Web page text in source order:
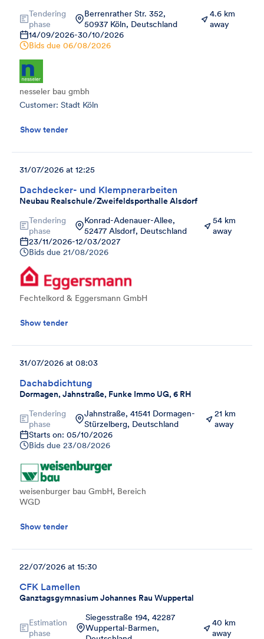
Tendering
phase
Berrenrather Str. 352,
50937 Köln, Deutschland
4.6 km
away
14/09/2026-30/10/2026
Bids due 06/08/2026
nesseler bau gmbh
Customer: Stadt Köln
Show tender
Dachdecker- und Klempnerarbeiten
Neubau Realschule/Zweifeldsporthalle Alsdorf
31/07/2026 at 12:25
Tendering
phase
Konrad-Adenauer-Allee,
52477 Alsdorf, Deutschland
54 km
away
23/11/2026-12/03/2027
Bids due 21/08/2026
Fechtelkord & Eggersmann GmbH
Show tender
Dachabdichtung
Dormagen, Jahnstraße, Funke Immo UG, 6 RH
31/07/2026 at 08:03
Tendering
phase
Jahnstraße, 41541 Dormagen-
Stürzelberg, Deutschland
21 km
away
Starts on: 05/10/2026
Bids due 23/08/2026
weisenburger bau GmbH, Bereich
WGD
Show tender
CFK Lamellen
Ganztagsgymnasium Johannes Rau Wuppertal
22/07/2026 at 15:30
Estimation
phase
Siegesstraße 194, 42287
Wuppertal-Barmen,
40 km
away